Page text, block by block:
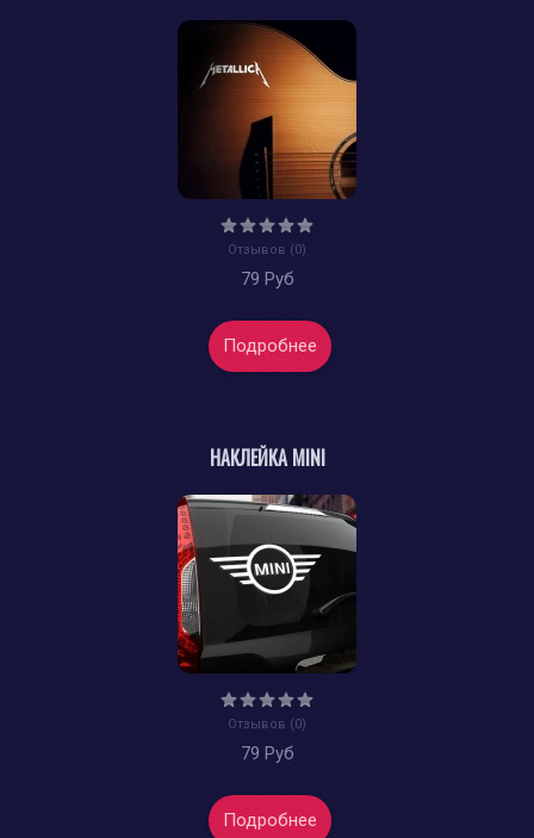
Отзывов (0)
79 Руб
Подробнее
НАКЛЕЙКА MINI
Отзывов (0)
79 Руб
Подробнее